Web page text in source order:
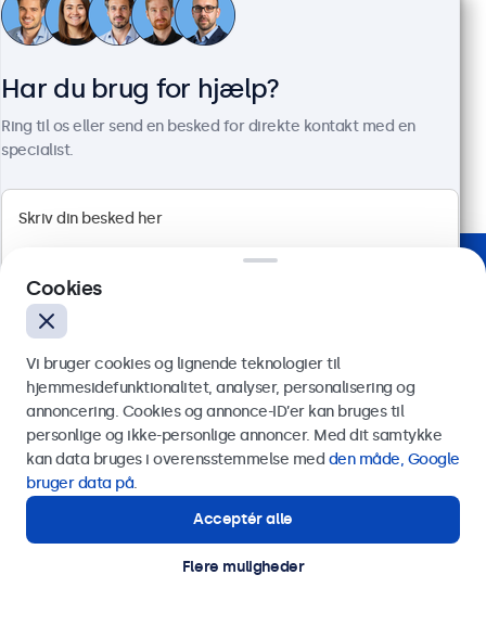
Full HD-panel med multi-touch
HDMI, DisplayPort, USB-C, VGA
Ydermål: 745 x 440 x 46 mm
5.399,00 kr.
6.748,75 kr. inkl. moms
Har du brug for hjælp?
Ring til os eller send en besked for direkte kontakt med en
specialist.
Send
Eller ring til os på
Kontakt vores specialister.
Cookies
Vi bruger cookies og lignende teknologier til
hjemmesidefunktionalitet, analyser, personalisering og
annoncering. Cookies og annonce-ID’er kan bruges til
personlige og ikke-personlige annoncer. Med dit samtykke
kan data bruges i overensstemmelse med den måde, Google
bruger data på.
Acceptér alle
Flere muligheder